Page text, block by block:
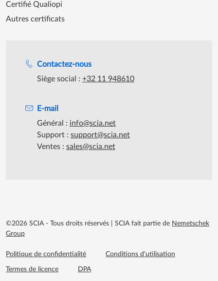
Contactez-nous
Siège social : +32 11 948610
E-mail
Général : info@scia.net
Support : support@scia.net
Ventes : sales@scia.net
Certifié Qualiopi
Autres certificats
©2026 SCIA - Tous droits réservés SCIA fait partie de Nemetschek
Group
Footer menu extra
Politique de confidentialité Conditions d'utilisation
Termes de licence DPA